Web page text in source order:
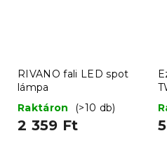
RIVANO fali LED spot
lámpa
Raktáron
(>10 db)
2 359 Ft